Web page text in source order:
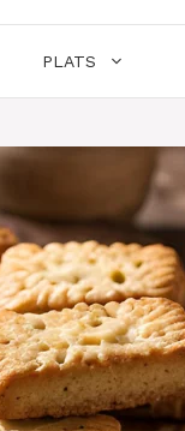
PLATS